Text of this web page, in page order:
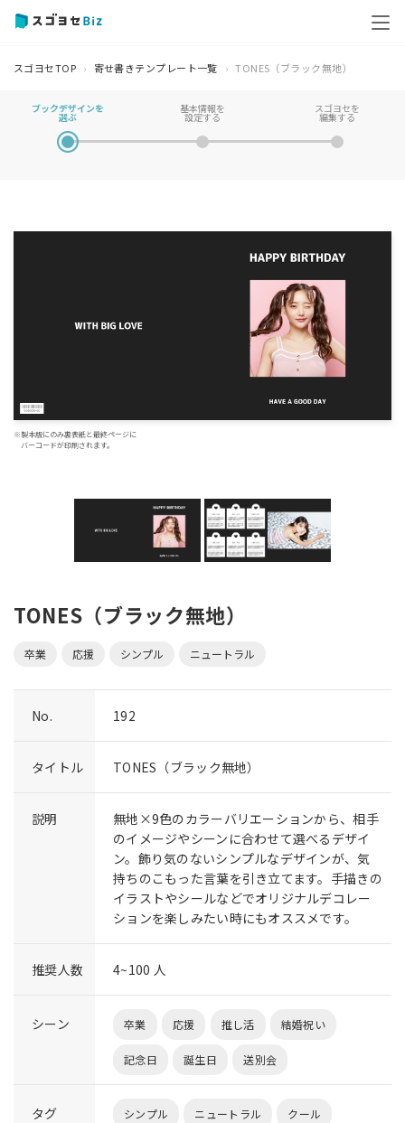
スゴヨセTOP 寄せ書きテンプレート一覧 TONES（ブラック無地）
ブックデザインを
選ぶ
基本情報を
設定する
スゴヨセを
編集する
※製本版にのみ裏表紙と最終ページに
バーコードが印刷されます。
TONES（ブラック無地）
卒業 応援 シンプル ニュートラル
No. 192
タイトル TONES（ブラック無地）
説明
無地×9色のカラーバリエーションから、相手
のイメージやシーンに合わせて選べるデザイ
ン。飾り気のないシンプルなデザインが、気
持ちのこもった言葉を引き立てます。手描きの
イラストやシールなどでオリジナルデコレー
ションを楽しみたい時にもオススメです。
推奨人数 4~100 人
シーン 卒業 応援 推し活 結婚祝い
記念日 誕生日 送別会
タグ シンプル ニュートラル クール